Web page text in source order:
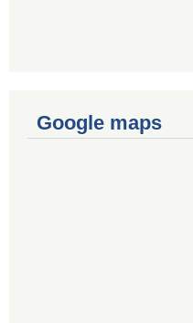
Google maps